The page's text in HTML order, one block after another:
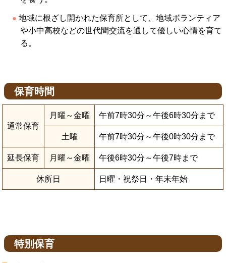
地域に根ざし開かれた保育所として、地域ボランティア
や小中高校などの世代間交流を通して優しい心情を育て
る。
保育時間
通常保育
月曜～金曜 午前7時30分～午後6時30分まで
土曜 午前7時30分～午後0時30分まで
延長保育 月曜～金曜 午後6時30分～午後7時まで
休所日 日曜・祝祭日・年末年始
特別保育